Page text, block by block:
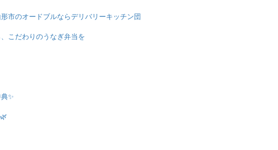
市のオードブルならデリバリーキッチン団
こだわりのうなぎ弁当を
✨